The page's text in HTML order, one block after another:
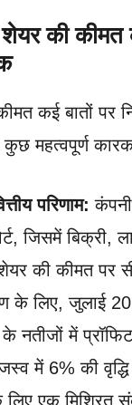
की कीमत
कई बातों पर
महत्वपूर्ण
परिणाम:
जिसमें
की कीमत पर
के लिए, जुलाई
नतीजों में
में 6% की
लिए एक मिश्रित